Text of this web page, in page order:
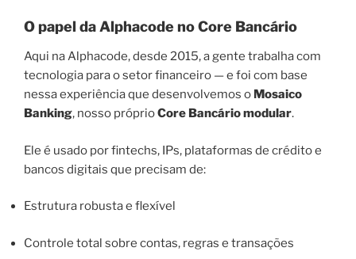
O papel da Alphacode no Core Bancário
Aqui na Alphacode, desde 2015, a gente trabalha com
tecnologia para o setor financeiro — e foi com base
nessa experiência que desenvolvemos o Mosaico
Banking, nosso próprioCore Bancário modular.
Ele é usado por fintechs, IPs, plataformas de crédito e
bancos digitais que precisam de:
Estrutura robusta e flexível
Controle total sobre contas, regras e transações